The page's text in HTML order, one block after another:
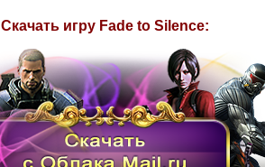
Скачать игру Fade to Silence: